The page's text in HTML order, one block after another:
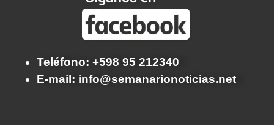
Teléfono: +598 95 212340
E-mail: info@semanarionoticias.net